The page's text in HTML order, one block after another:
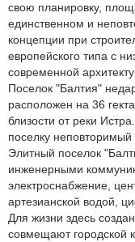
свою планировку,
единственном и
концепции при
европейского типа с
современной
Поселок "Балтия"
расположен на 36
близости от реки
поселку
Элитный поселок
инженерными
электроснабжение,
артезианской водой,
Для жизни здесь
совмещают городской